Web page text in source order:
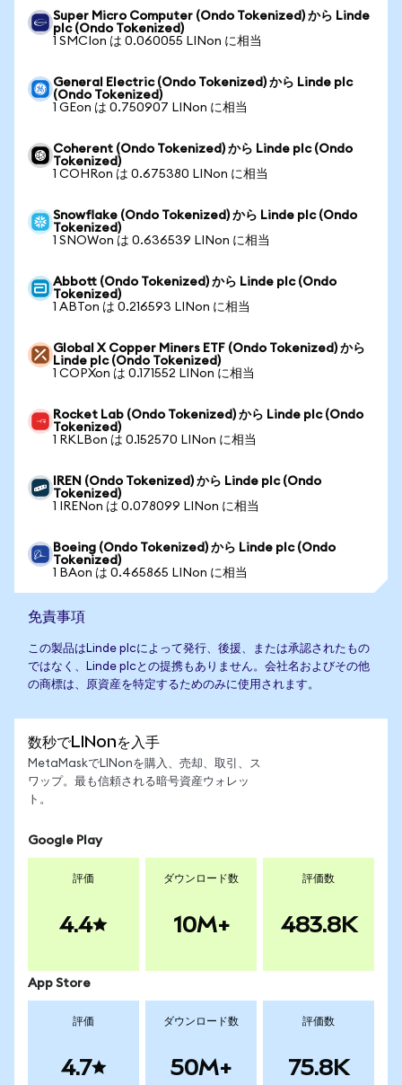
Super Micro Computer (Ondo Tokenized) から Linde
plc (Ondo Tokenized)
1 SMCIon は 0.060055 LINon に相当
General Electric (Ondo Tokenized) から Linde plc
(Ondo Tokenized)
1 GEon は 0.750907 LINon に相当
Coherent (Ondo Tokenized) から Linde plc (Ondo
Tokenized)
1 COHRon は 0.675380 LINon に相当
Snowflake (Ondo Tokenized) から Linde plc (Ondo
Tokenized)
1 SNOWon は 0.636539 LINon に相当
Abbott (Ondo Tokenized) から Linde plc (Ondo
Tokenized)
1 ABTon は 0.216593 LINon に相当
Global X Copper Miners ETF (Ondo Tokenized) から
Linde plc (Ondo Tokenized)
1 COPXon は 0.171552 LINon に相当
Rocket Lab (Ondo Tokenized) から Linde plc (Ondo
Tokenized)
1 RKLBon は 0.152570 LINon に相当
IREN (Ondo Tokenized) から Linde plc (Ondo
Tokenized)
1 IRENon は 0.078099 LINon に相当
Boeing (Ondo Tokenized) から Linde plc (Ondo
Tokenized)
1 BAon は 0.465865 LINon に相当
免責事項
この製品はLinde plcによって発行、後援、または承認されたもの
ではなく、Linde plcとの提携もありません。会社名およびその他
の商標は、原資産を特定するためのみに使用されます。
数秒でLINonを入手
MetaMaskでLINonを購入、売却、取引、ス
ワップ。最も信頼される暗号資産ウォレッ
ト。
Google Play
評価
4.4
ダウンロード数
10M+
評価数
483.8K
App Store
評価
4.7
ダウンロード数
50M+
評価数
75.8K